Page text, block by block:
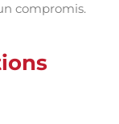
compromis.